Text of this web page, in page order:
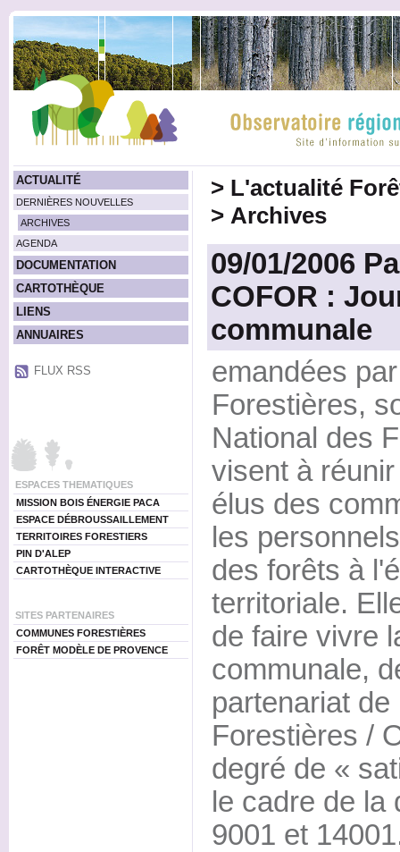
ACTUALITÉ
DERNIÈRES NOUVELLES
ARCHIVES
AGENDA
DOCUMENTATION
CARTOTHÈQUE
LIENS
ANNUAIRES
FLUX RSS
ESPACES THEMATIQUES
MISSION BOIS ÉNERGIE PACA
ESPACE DÉBROUSSAILLEMENT
TERRITOIRES FORESTIERS
PIN D'ALEP
CARTOTHÈQUE INTERACTIVE
SITES PARTENAIRES
COMMUNES FORESTIÈRES
FORÊT MODÈLE DE PROVENCE
> L'actualité
> Archives
09/01/2006
COFOR :
communale
emandées
Forestières,
National des
visent à
élus des
les
des forêts à
territoriale.
de faire vivre
communale,
partenariat
Forestières /
degré de «
le cadre de
9001 et